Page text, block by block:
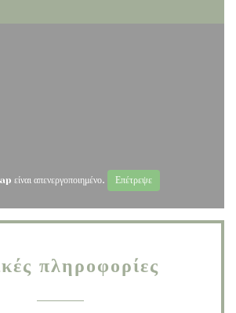
είναι απενεργοποιημένο. Επέτρεψε
πληροφορίες